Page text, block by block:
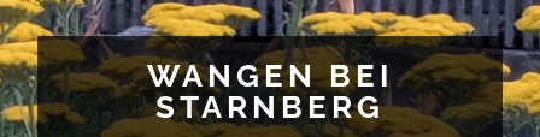
WANGEN BEI
STARNBERG